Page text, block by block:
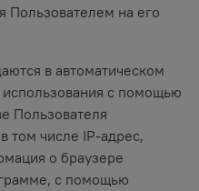
Пользователем на его
в автоматическом
с помощью
Пользователя
том числе IP-адрес,
о браузере
с помощью